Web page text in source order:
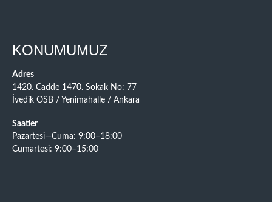
KONUMUMUZ
Adres
1420. Cadde 1470. Sokak No: 77
İvedik OSB / Yenimahalle / Ankara
Saatler
Pazartesi—Cuma: 9:00–18:00
Cumartesi: 9:00–15:00